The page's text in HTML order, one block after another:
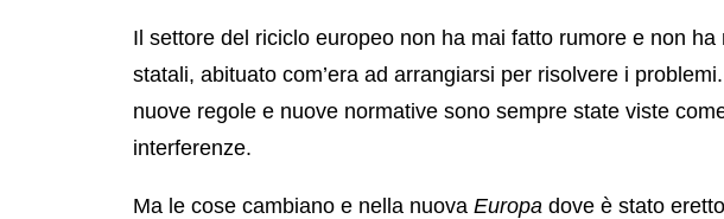
Il settore del riciclo europeo non ha mai fatto rumore e non ha
statali, abituato com’era ad arrangiarsi per risolvere i
nuove regole e nuove normative sono sempre state viste
interferenze.
Ma le cose cambiano e nella nuova Europa dove è stato